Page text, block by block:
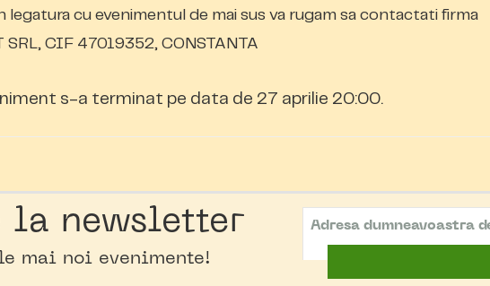
legatura cu evenimentul de mai sus va rugam sa contactati firma
SRL, CIF 47019352, CONSTANTA
s-a terminat pe data de 27 aprilie 20:00.
la newsletter
mai noi evenimente!